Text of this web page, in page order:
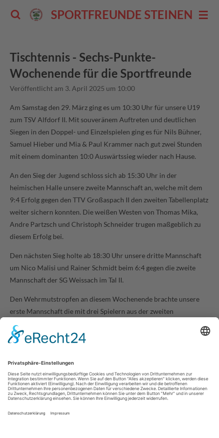
Zum
Hauptinhalt
SPORTFREUNDE
Tischtennis - Sechs-Punkte-
Wochenende für die Sportfreunde
Veröffentlicht am 3. April 2025 um 10:00
Am Samstag den 29. März ging es um 10:30 Uhr für unsere U19
zum TSV Alfdorf II. Mit souveränem Auftreten und deutlichen
Siegen in den Doppel- und Einzelspielen ging es für Nils Bühner,
Samuel Hieber und Mia & Paul Krammer nach gut zwei Stunden
mit einem dominanten 10:0 Auswärtssieg wieder nach Hause.
An den Sieg der Jugend schloss sich ab 15:30 Uhr in der
heimischen Halle unsere zweite Mannschaft an, welche mit dem
9:4 Erfolg gegen den TTV Großaspach II den zweiten Tabellenplatz
weiter sichern konnten. Die weißen Westen von Thomas Mika,
Andre Partzsch und Christoph Schneider trugen maßgeblich zu
diesem Erfolg bei.
Den nächsten Sieg holte ab 18:30 Uhr unsere dritte Mannschaft
um Nico Malisi und Rainer Schmidt beim 6:4 gegen die zweite
Mannschaft der SG Weissach im Tal II.
Den Wehrmutstropfen an diesem Wochenende brachte unsere
erste Mannschaft die mit drei Spielern aus der zweiten
Mannschaft gegen die Gäste vom TGSV Waldstetten trotz hart
umkämpfter Doppel- und Einzelspiele lediglich 2:9 Siege
«Zurück Weiter»